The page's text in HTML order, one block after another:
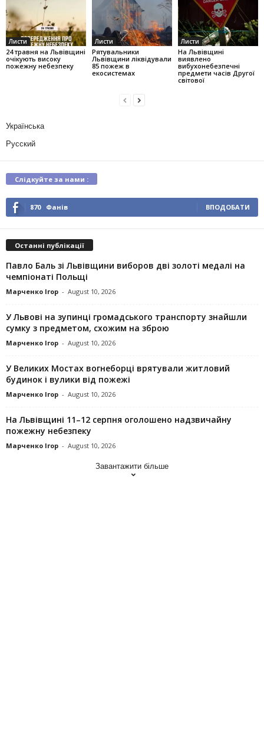
Листи
24 травня на Львівщині
очікують високу
пожежну небезпеку
Листи
Рятувальники
Львівщини ліквідували
85 пожеж в
екосистемах
Листи
На Львівщині
виявлено
вибухонебезпечні
предмети часів Другої
світової
Українська
Русский
Слідкуйте за нами :
870 Фанів ВПОДОБАТИ
Останні публікації
Павло Баль зі Львівщини виборов дві золоті медалі на
чемпіонаті Польщі
Марченко Ігор - August 10, 2026
У Львові на зупинці громадського транспорту знайшли
сумку з предметом, схожим на зброю
Марченко Ігор - August 10, 2026
У Великих Мостах вогнеборці врятували житловий
будинок і вулики від пожежі
Марченко Ігор - August 10, 2026
На Львівщині 11–12 серпня оголошено надзвичайну
пожежну небезпеку
Марченко Ігор - August 10, 2026
Завантажити більше